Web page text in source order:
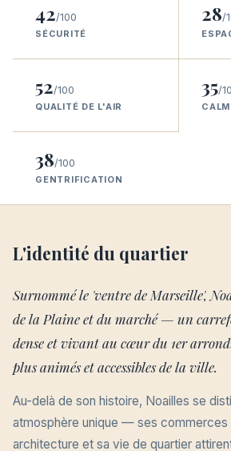
42/100
SÉCURITÉ
28/
52/100
QUALITÉ DE L'AIR
35/
38/100
GENTRIFICATION
L'identité du quartier
Surnommé le 'ventre de Marseille',
de la Plaine et du marché — un
dense et vivant au cœur du 1er
plus animés et accessibles de la ville.
Au-delà de son histoire, Noailles se
atmosphère unique — ses commerces
architecture et sa vie de quartier